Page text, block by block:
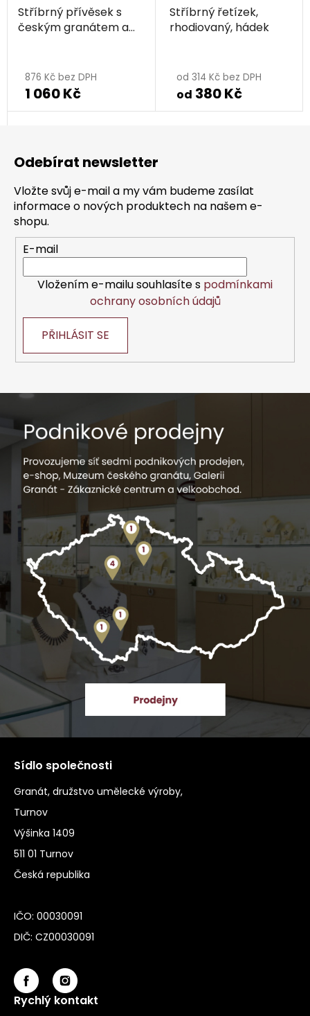
Stříbrný přívěsek s
českým granátem a
876 Kč bez DPH
1 060 Kč
Stříbrný řetízek,
rhodiovaný, hádek
hodnocení
produktu
je
hvězdiček.
od 314 Kč bez DPH
od 380 Kč
Odebírat newsletter
Vložte svůj e-mail a my vám budeme zasílat
informace o nových produktech na našem e-
shopu.
E-mail
Vložením e-mailu souhlasíte s podmínkami
ochrany osobních údajů
PŘIHLÁSIT SE
Sídlo společnosti
Granát, družstvo umělecké výroby,
Turnov
Výšinka 1409
511 01 Turnov
Česká republika
IČO: 00030091
DIČ: CZ00030091
Rychlý kontakt